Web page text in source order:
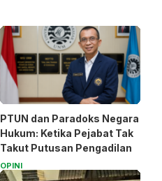
PTUN dan Paradoks Negara
Hukum: Ketika Pejabat Tak
Takut Putusan Pengadilan
OPINI